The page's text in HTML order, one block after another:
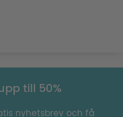
till 50%
nyhetsbrev och få